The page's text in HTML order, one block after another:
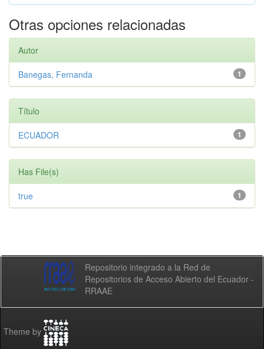
Otras opciones relacionadas
Autor
1
Banegas, Fernanda
Título
1
ECUADOR
Has File(s)
1
true
Repositorio integrado a la Red de
Repositorios de Acceso Abierto del Ecuador -
RRAAE
Theme by